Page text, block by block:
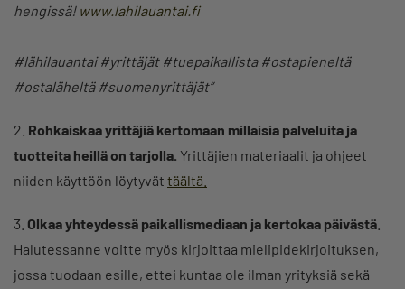
hengissä! www.lahilauantai.fi
#lähilauantai #yrittäjät #tuepaikallista #ostapieneltä
#ostaläheltä #suomenyrittäjät”
2. Rohkaiskaa yrittäjiä kertomaan millaisia palveluita ja
tuotteita heillä on tarjolla. Yrittäjien materiaalit ja ohjeet
niiden käyttöön löytyvät täältä.
3. Olkaa yhteydessä paikallismediaan ja kertokaa päivästä
Halutessanne voitte myös kirjoittaa mielipidekirjoituksen,
jossa tuodaan esille, ettei kuntaa ole ilman yrityksiä sekä